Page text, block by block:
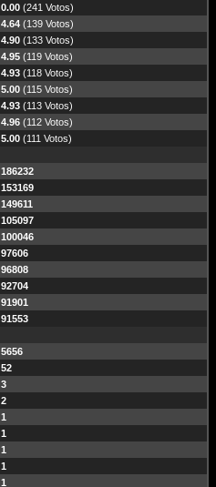
0.00 (241 Votos)
4.64 (139 Votos)
4.90 (133 Votos)
4.95 (119 Votos)
4.93 (118 Votos)
5.00 (115 Votos)
4.93 (113 Votos)
4.96 (112 Votos)
5.00 (111 Votos)
186232
153169
149611
105097
100046
97606
96808
92704
91901
91553
5656
52
3
2
1
1
1
1
1